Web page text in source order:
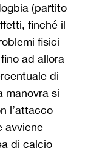
(partito
finché il
fisici
ad allora
di
manovra si
l’attacco
avviene
di calcio